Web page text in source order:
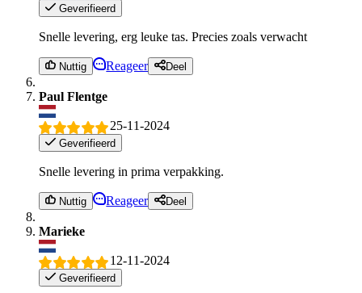
Geverifieerd
Snelle levering, erg leuke tas. Precies zoals verwacht
Nuttig Reageer Deel
Paul Flentge
25-11-2024
Geverifieerd
Snelle levering in prima verpakking.
Nuttig Reageer Deel
Marieke
12-11-2024
Geverifieerd